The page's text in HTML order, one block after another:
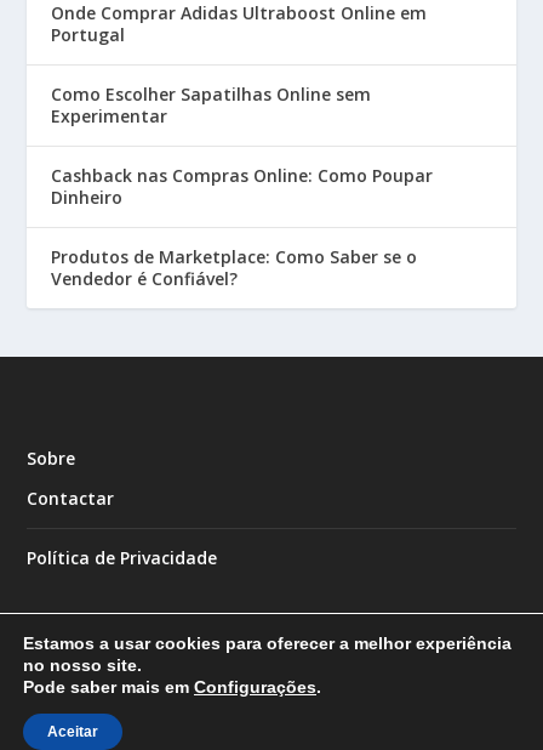
Onde Comprar Adidas Ultraboost Online em
Portugal
Como Escolher Sapatilhas Online sem
Experimentar
Cashback nas Compras Online: Como Poupar
Dinheiro
Produtos de Marketplace: Como Saber se o
Vendedor é Confiável?
Sobre
Contactar
Política de Privacidade
Designed by
Estamos a usar cookies para oferecer a melhor experiência
no nosso site.
Pode saber mais em Configurações.
Aceitar